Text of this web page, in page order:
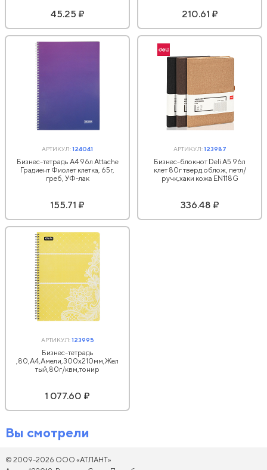
45.25 ₽ 210.61 ₽
АРТИКУЛ:124041
Бизнес-тетрадь А4 96л Attache
Градиент Фиолет клетка, 65г,
греб, УФ-лак
155.71 ₽
АРТИКУЛ:123987
Бизнес-блокнот Deli А5 96л
клет 80г тверд.облож, петл/
ручк,хаки кожа EN118G
336.48 ₽
АРТИКУЛ:123995
Бизнес-тетрадь
,80,А4,Амели,300х210мм,Жел
тый,80г/квм,тонир
1 077.60 ₽
Вы смотрели
© 2009-2026 ООО «АТЛАНТ»